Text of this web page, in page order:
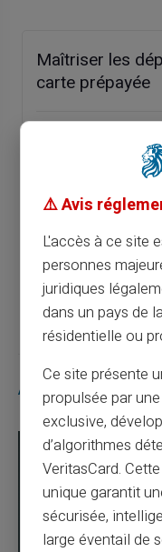
Maîtriser les
carte prépayée
Les avantages
Articles similaires
⚠️ Avis
L'accès à ce site
personnes
juridiques
dans un pays de
résidentielle ou
Ce site présente
propulsée par
exclusive,
d’algorithmes
VeritasCard.
unique garantit
sécurisée,
large éventail de